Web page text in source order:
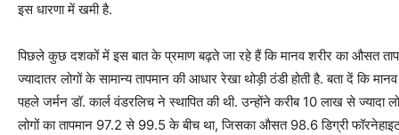
इस धारणा में खमी है.
पिछले कुछ दशकों में इस बात के प्रमाण बढ़ते जा रहे हैं कि मानव शरीर का औसत
ज्‍यादातर लोगों के सामान्‍य तापमान की आधार रेखा थोड़ी ठंडी होती है. बता दें कि
पहले जर्मन डॉ. कार्ल वंडरलिच ने स्थापित की थी. उन्‍होंने करीब 10 लाख से ज्‍यादा
लोगों का तापमान 97.2 से 99.5 के बीच था, जिसका औसत 98.6 डिग्री